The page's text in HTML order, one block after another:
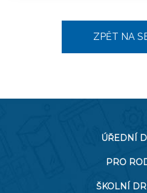
ZPĚT NA
ÚŘEDNÍ
PRO
ŠKOLNÍ